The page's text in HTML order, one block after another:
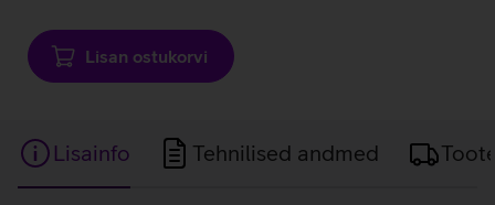
Lisan ostukorvi
Lisainfo Tehnilised andmed